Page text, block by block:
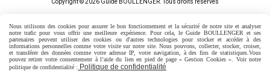
Copyright © 2026 Guide BOULLENGER.Τous droits réservés
Mon Compte
Créer un site internet
Nous utilisons des cookies pour assurer le bon fonctionnement et la sécurité de notre site et analyser
notre trafic pour vous offrir une meilleure expérience. Pour cela, le Guide BOULLENGER et ses
partenaires peuvent utiliser des cookies ou d'autres technologies pour stocker et accéder à des
informations personnelles comme votre visite sur notre site.Nous pouvons, collecter, stocker, croiser,
et transférer des données comme votre adresse IP, votre navigation, à des fins de statistiques. Vous
pouvez retirer votre consentement à l’aide du lien en pied de page « Gestion Cookies ». Voir notre
politique de confidentialité : Politique de confidentialité